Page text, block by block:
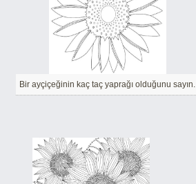
Bir ayçiçeğinin kaç taç yaprağı olduğunu sayın.